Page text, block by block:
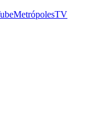
MetrópolesTV